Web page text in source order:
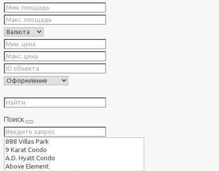
Поиск